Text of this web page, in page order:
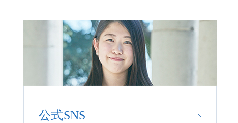
公式SNS